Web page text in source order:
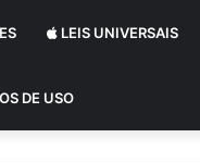
LEIS UNIVERSAIS
DE USO